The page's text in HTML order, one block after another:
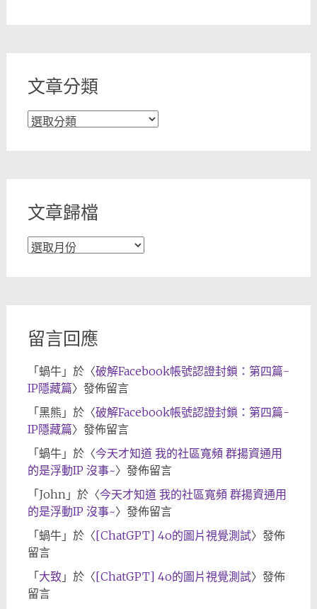
文章分類
文
文章歸檔
文
留言回應
「蝸牛」於〈破解Facebook帳號認證封鎖：第四篇-
IP隱藏篇〉發佈留言
「黑熊 」於〈破解Facebook帳號認證封鎖：第四篇-
IP隱藏篇〉發佈留言
「蝸牛」於〈今天才知道 我的社區寬頻 群揚資通用
的是浮動IP 沒事~〉發佈留言
「John 」於〈今天才知道 我的社區寬頻 群揚資通用
的是浮動IP 沒事~〉發佈留言
「蝸牛」於〈[ChatGPT] 4o的圖片視覺測試〉發佈
留言
「大致 」於〈[ChatGPT] 4o的圖片視覺測試〉發佈
留言